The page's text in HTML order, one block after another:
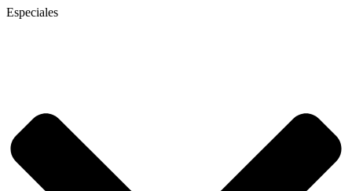
Especiales